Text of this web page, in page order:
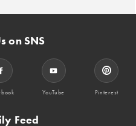
on SNS
YouTube Pinterest
Feed